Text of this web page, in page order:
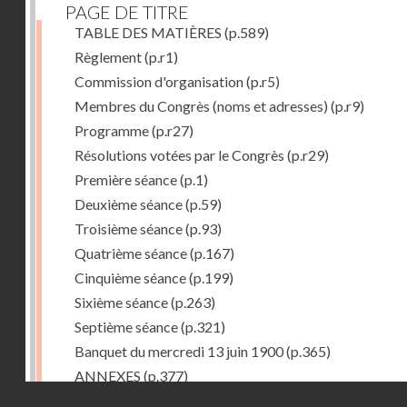
PAGE DE TITRE
TABLE DES MATIÈRES (p.589)
Règlement(p.r1)
Commission d'organisation(p.r5)
Membres du Congrès (noms et adresses) (p.r9)
Programme(p.r27)
Résolutions votées par le Congrès (p.r29)
Première séance(p.1)
Deuxième séance(p.59)
Troisième séance(p.93)
Quatrième séance(p.167)
Cinquième séance(p.199)
Sixième séance(p.263)
Septième séance(p.321)
Banquet du mercredi 13 juin 1900(p.365)
ANNEXES (p.377)